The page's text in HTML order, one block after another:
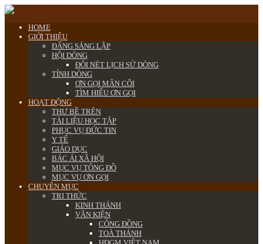
HOME
GIỚI THIỆU
ĐẤNG SÁNG LẬP
HỘI DÒNG
ĐÔI NÉT LỊCH SỬ DÒNG
TỈNH DÒNG
ƠN GỌI MÂN CÔI
TÌM HIỂU ƠN GỌI
HOẠT ĐỘNG
THƯ BỀ TRÊN
TÀI LIỆU HỌC TẬP
PHỤC VỤ ĐỨC TIN
Y TẾ
GIÁO DỤC
BÁC ÁI XÃ HỘI
MỤC VỤ TÔNG ĐỒ
MỤC VỤ ƠN GỌI
CHUYÊN MỤC
TRI THỨC
KINH THÁNH
VĂN KIỆN
CÔNG ĐỒNG
TOÀ THÁNH